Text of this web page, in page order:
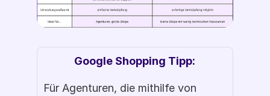
Google Shopping Tipp:
Für Agenturen, die mithilfe von